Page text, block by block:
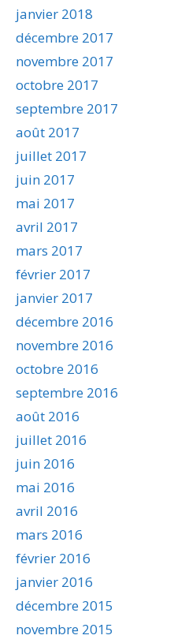
janvier 2018
décembre 2017
novembre 2017
octobre 2017
septembre 2017
août 2017
juillet 2017
juin 2017
mai 2017
avril 2017
mars 2017
février 2017
janvier 2017
décembre 2016
novembre 2016
octobre 2016
septembre 2016
août 2016
juillet 2016
juin 2016
mai 2016
avril 2016
mars 2016
février 2016
janvier 2016
décembre 2015
novembre 2015